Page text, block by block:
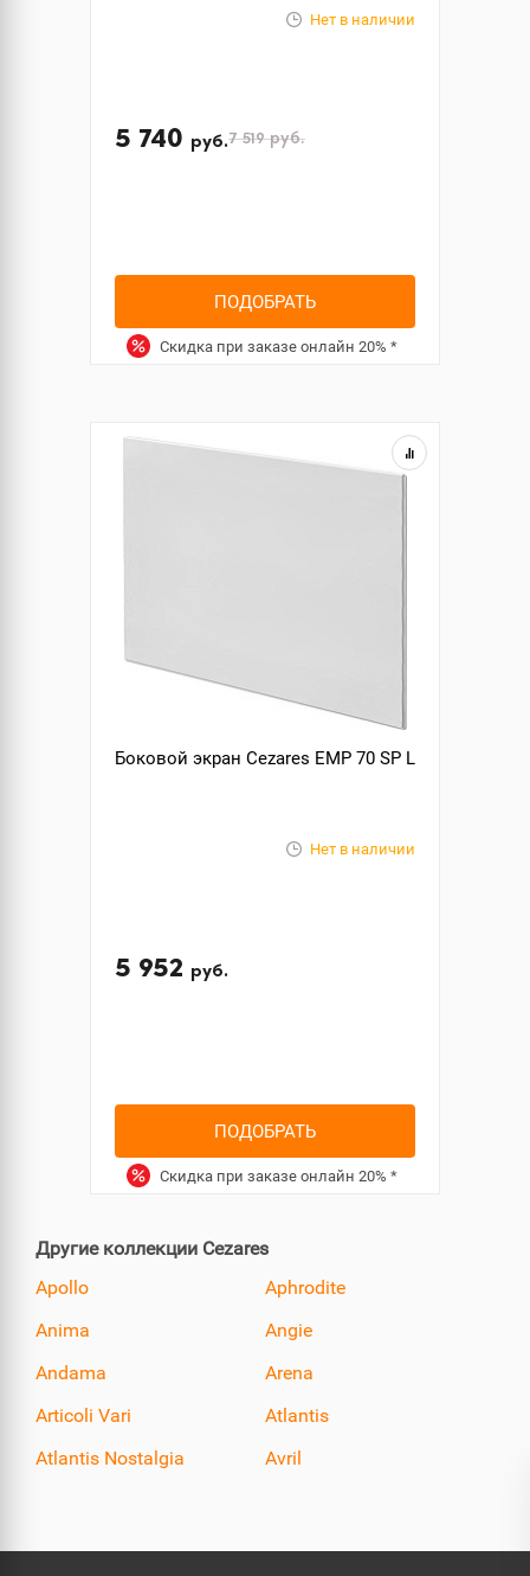
Нет в наличии
5 740 руб.7 519руб.
ПОДОБРАТЬ
Скидка при заказе онлайн 20% *
Боковой экран Cezares EMP 70 SP L
Нет в наличии
5 952 руб.
ПОДОБРАТЬ
Скидка при заказе онлайн 20% *
Другие коллекции Cezares
Apollo
Aphrodite
Anima
Angie
Andama
Arena
Articoli Vari
Atlantis
Atlantis Nostalgia
Avril